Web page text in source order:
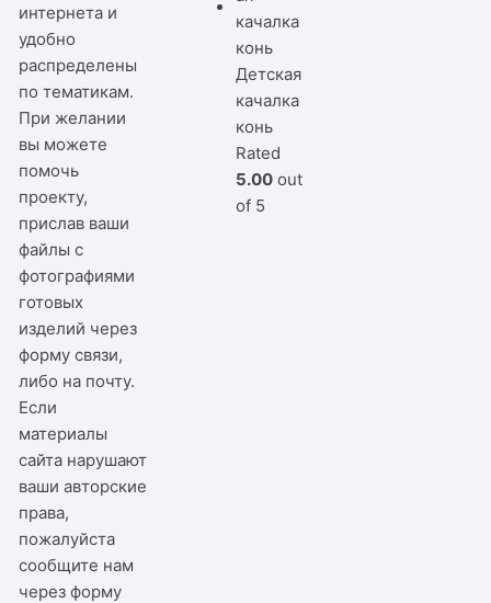
интернета и
удобно
распределены
по тематикам.
При желании
вы можете
помочь
проекту,
прислав ваши
файлы с
фотографиями
готовых
изделий через
форму связи,
либо на почту.
Если
материалы
сайта нарушают
ваши авторские
права,
пожалуйста
сообщите нам
черезформу
Детская
качалка
конь
Rated
5.00 out
of 5